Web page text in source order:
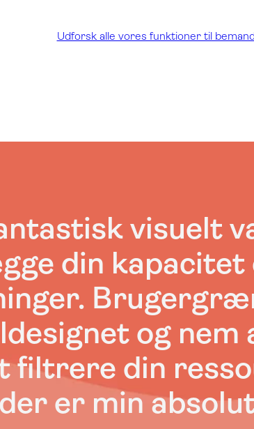
Udforsk alle vores funktioner til
visuelt
din
og nem
filtrere din
er min